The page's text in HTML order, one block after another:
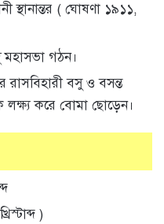
স্থানান্তর ( ঘোষণা ১৯১১,
গঠন।
রাসবিহারী বসু ও বসন্ত
লক্ষ্য করে বোমা ছোড়েন।
)